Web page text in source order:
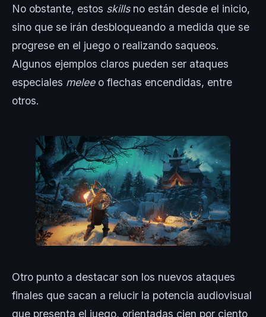
No obstante, estos skills no están desde el inicio,
sino que se irán desbloqueando a medida que se
progrese en el juego o realizando saqueos.
Algunos ejemplos claros pueden ser ataques
especiales melee o flechas encendidas, entre
otros.
Otro punto a destacar son los nuevos ataques
finales que sacan a relucir la potencia audiovisual
que presenta el juego, orientadas cien por ciento